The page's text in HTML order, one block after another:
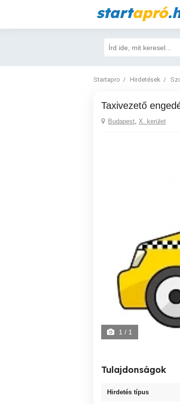
startapró
Startapro Hirdetések
Taxivezető
Budapest, X. kerület
1 / 1
Tulajdonságok
Hirdetés típus